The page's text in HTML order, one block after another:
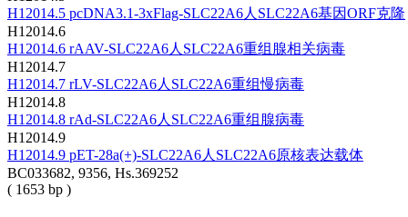
H12014.5 pcDNA3.1-3xFlag-SLC22A6人SLC22A6基因ORF克隆
H12014.6
H12014.6 rAAV-SLC22A6人SLC22A6重组腺相关病毒
H12014.7
H12014.7 rLV-SLC22A6人SLC22A6重组慢病毒
H12014.8
H12014.8 rAd-SLC22A6人SLC22A6重组腺病毒
H12014.9
H12014.9 pET-28a(+)-SLC22A6人SLC22A6原核表达载体
BC033682, 9356, Hs.369252
( 1653 bp )